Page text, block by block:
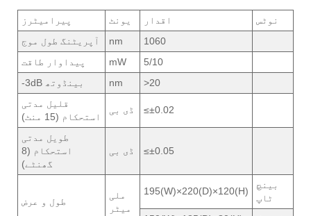
پیرامیٹرز یونٹ اقدار
نوٹس
آپریٹنگ طول موج
nm
1060
پیداوار طاقت
mW
5/10
-3dB بینڈوتھ
nm
>20
قلیل مدتی
استحکام (15 منٹ)
ڈی بی ≤±0.02
طویل مدتی
استحکام (8
گھنٹے)
ڈی بی ≤±0.05
طول و عرض
ملی
میٹر
195(W)×220(D)×120(H)
بینچ
ٹاپ